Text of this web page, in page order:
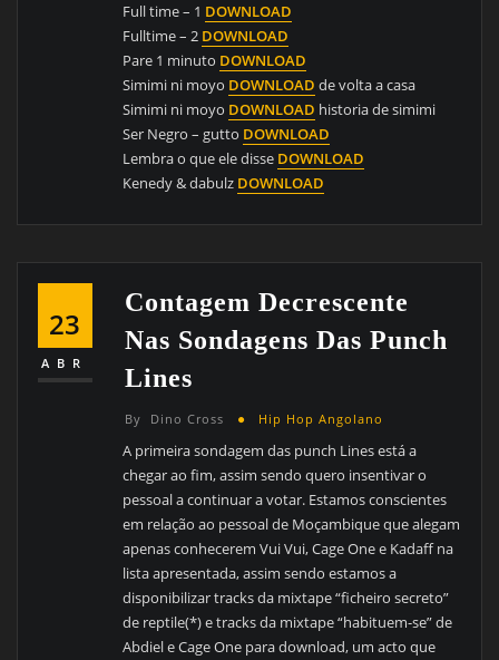
Full time – 1 DOWNLOAD
Fulltime – 2 DOWNLOAD
Pare 1 minuto DOWNLOAD
Simimi ni moyo DOWNLOAD de volta a casa
Simimi ni moyo DOWNLOAD historia de simimi
Ser Negro – gutto DOWNLOAD
Lembra o que ele disse DOWNLOAD
Kenedy & dabulz DOWNLOAD
23
ABR
Contagem Decrescente
Nas Sondagens Das Punch
Lines
By Dino Cross Hip Hop Angolano
A primeira sondagem das punch Lines está a
chegar ao fim, assim sendo quero insentivar o
pessoal a continuar a votar. Estamos conscientes
em relação ao pessoal de Moçambique que alegam
apenas conhecerem Vui Vui, Cage One e Kadaff na
lista apresentada, assim sendo estamos a
disponibilizar tracks da mixtape “ficheiro secreto”
de reptile(*) e tracks da mixtape “habituem-se” de
Abdiel e Cage One para download, um acto que